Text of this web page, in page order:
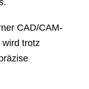
CAD/CAM-
wird trotz